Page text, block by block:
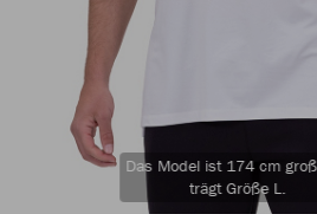
Das Model ist 174 cm
trägt Größe L.